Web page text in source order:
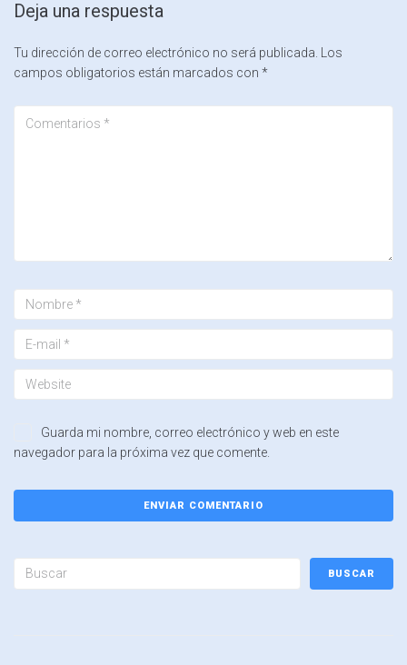
Deja una respuesta
Tu dirección de correo electrónico no será publicada. Los
campos obligatorios están marcados con *
Guarda mi nombre, correo electrónico y web en este
navegador para la próxima vez que comente.
BUSCAR